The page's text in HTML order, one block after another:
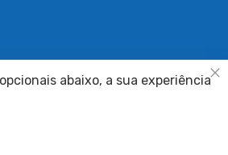
abaixo, a sua experiência